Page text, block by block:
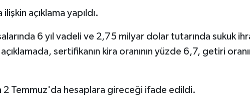
açıklama yapıldı.
6 yıl vadeli ve 2,75 milyar dolar tutarında sukuk
sertifikanın kira oranının yüzde 6,7, getiri
2 Temmuz'da hesaplara gireceği ifade edildi.